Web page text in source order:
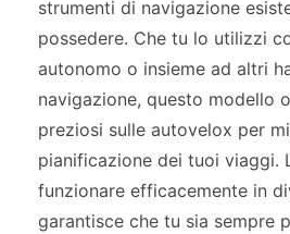
strumenti di navigazione
possedere. Che tu lo utilizzi
autonomo o insieme ad altri
navigazione, questo modello
preziosi sulle autovelox per
pianificazione dei tuoi viaggi.
funzionare efficacemente in
garantisce che tu sia sempre